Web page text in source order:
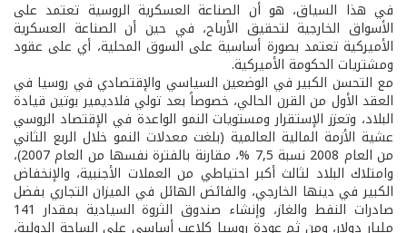
في هذا السياق، هو أن الصناعة العسكرية الروسية تعتمد على
الأسواق الخارجية لتحقيق الأرباح، في حين أن الصناعة العسكرية
الأميركية تعتمد بصورة أساسية على السوق المحلية، أي على عقود
ومشتريات الحكومة الأميركية.
مع التحسن الكبير في الوضعين السياسي والإقتصادي في روسيا في
العقد الأول من القرن الحالي، خصوصاً بعد تولي فلاديمير بوتين قيادة
البلاد، وتعزز الإستقرار ومستويات النمو الواعدة في الإقتصاد الروسي
عشية الأزمة المالية العالمية (بلغت معدلات النمو خلال الربع الثاني
من العام 2008 نسبة 7,5 %، مقارنة بالفترة نفسها من العام 2007)،
وامتلاك البلاد لثالث أكبر احتياطي من العملات الأجنبية، والإنخفاض
الكبير في دينها الخارجي، والفائض الهائل في الميزان التجاري بفضل
صادرات النفط والغاز، وإنشاء صندوق الثروة السيادية بمقدار 141
مليار دولار، ومن ثم عودة روسيا كلاعب أساسي على الساحة الدولية،